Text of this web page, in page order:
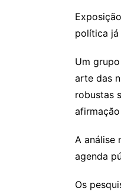
política já
Um
arte das
robustas
A análise
agenda
Os